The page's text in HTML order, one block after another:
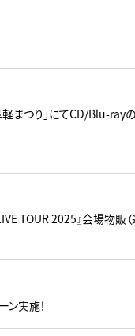
まつり」にてCD/Blu-ray
TOUR 2025』会場物販
ン実施！